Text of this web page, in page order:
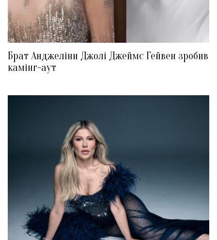
Брат Анджеліни Джолі Джеймс Гейвен зробив
камінг-аут